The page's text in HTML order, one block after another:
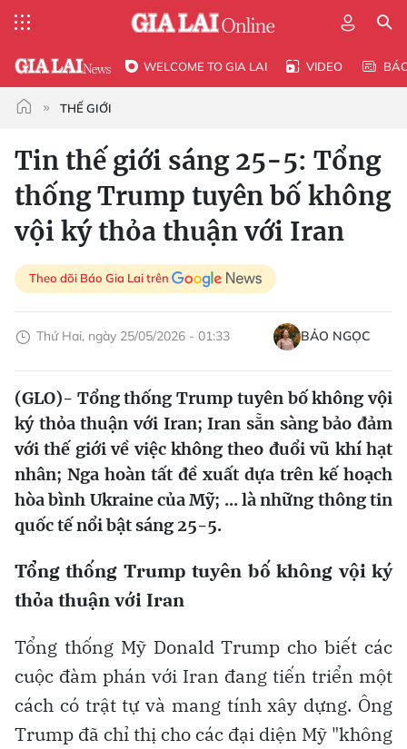
WELCOME TO GIA LAI VIDEO
THẾ GIỚI
Tin thế giới sáng 25-5: Tổng
thống Trump tuyên bố không
vội ký thỏa thuận với Iran
Theo dõi Báo Gia Lai trên
Thứ Hai, ngày 25/05/2026 - 01:33 BẢO NGỌC
(GLO)- Tổng thống Trump tuyên bố không vội
ký thỏa thuận với Iran; Iran sẵn sàng bảo đảm
với thế giới về việc không theo đuổi vũ khí hạt
nhân; Nga hoàn tất đề xuất dựa trên kế hoạch
hòa bình Ukraine của Mỹ; ... là những thông tin
quốc tế nổi bật sáng 25-5.
Tổng thống Trump tuyên bố không vội ký
thỏa thuận với Iran
Tổng thống Mỹ Donald Trump cho biết các
cuộc đàm phán với Iran đang tiến triển một
cách có trật tự và mang tính xây dựng. Ông
Trump đã chỉ thị cho các đại diện Mỹ "không